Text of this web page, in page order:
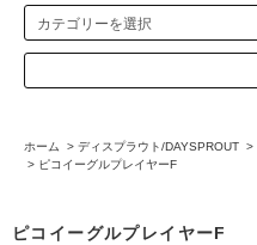
ホーム > ディスプラウト/DAYSPROUT >
> ピコイーグルプレイヤーF
ピコイーグルプレイヤーF